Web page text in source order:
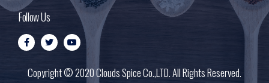
Follow Us
Copyright © 2020 Clouds Spice Co.,LTD. All Rights Reserved.